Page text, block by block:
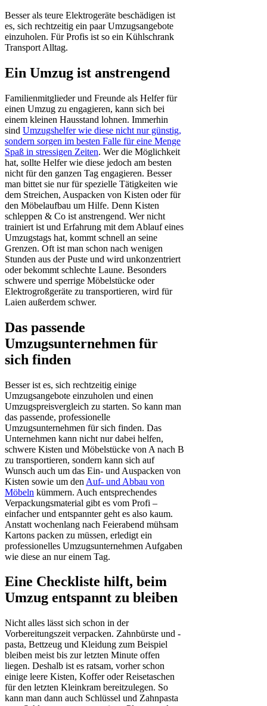
Besser als teure Elektrogeräte beschädigen ist
es, sich rechtzeitig ein paar Umzugsangebote
einzuholen. Für Profis ist so ein Kühlschrank
Transport Alltag.
Ein Umzug ist anstrengend
Familienmitglieder und Freunde als Helfer für
einen Umzug zu engagieren, kann sich bei
einem kleinen Hausstand lohnen. Immerhin
sind Umzugshelfer wie diese nicht nur günstig,
sondern sorgen im besten Falle für eine Menge
Spaß in stressigen Zeiten. Wer die Möglichkeit
hat, sollte Helfer wie diese jedoch am besten
nicht für den ganzen Tag engagieren. Besser
man bittet sie nur für spezielle Tätigkeiten wie
dem Streichen, Auspacken von Kisten oder für
den Möbelaufbau um Hilfe. Denn Kisten
schleppen & Co ist anstrengend. Wer nicht
trainiert ist und Erfahrung mit dem Ablauf eines
Umzugstags hat, kommt schnell an seine
Grenzen. Oft ist man schon nach wenigen
Stunden aus der Puste und wird unkonzentriert
oder bekommt schlechte Laune. Besonders
schwere und sperrige Möbelstücke oder
Elektrogroßgeräte zu transportieren, wird für
Laien außerdem schwer.
Das passende
Umzugsunternehmen für
sich finden
Besser ist es, sich rechtzeitig einige
Umzugsangebote einzuholen und einen
Umzugspreisvergleich zu starten. So kann man
das passende, professionelle
Umzugsunternehmen für sich finden. Das
Unternehmen kann nicht nur dabei helfen,
schwere Kisten und Möbelstücke von A nach B
zu transportieren, sondern kann sich auf
Wunsch auch um das Ein- und Auspacken von
Kisten sowie um den Auf- und Abbau von
Möbeln kümmern. Auch entsprechendes
Verpackungsmaterial gibt es vom Profi –
einfacher und entspannter geht es also kaum.
Anstatt wochenlang nach Feierabend mühsam
Kartons packen zu müssen, erledigt ein
professionelles Umzugsunternehmen Aufgaben
wie diese an nur einem Tag.
Eine Checkliste hilft, beim
Umzug entspannt zu bleiben
Nicht alles lässt sich schon in der
Vorbereitungszeit verpacken. Zahnbürste und -
pasta, Bettzeug und Kleidung zum Beispiel
bleiben meist bis zur letzten Minute offen
liegen. Deshalb ist es ratsam, vorher schon
einige leere Kisten, Koffer oder Reisetaschen
für den letzten Kleinkram bereitzulegen. So
kann man dann auch Schlüssel und Zahnpasta